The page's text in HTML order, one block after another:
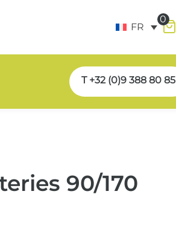
FR
0
T +32 (0)9 388 80 85
90/170